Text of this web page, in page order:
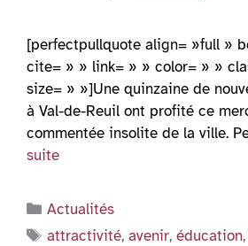
[perfectpullquote align= »full »
cite= » » link= » » color= » »
size= » »]Une quinzaine de
à Val-de-Reuil ont profité ce
commentée insolite de la ville.
suite
Catégories
Actualités
Étiquettes
attractivité,avenir,éducation,